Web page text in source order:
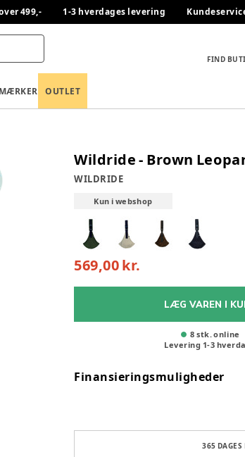
499,- 1-3 hverdages levering
FIND
MÆRKER OUTLET
Wildride - Brown
WILDRIDE
Kun i webshop
569,00 kr.
LÆG VAREN I
8 stk. online
Levering 1-3
Finansieringsmuligheder
365 DAGES